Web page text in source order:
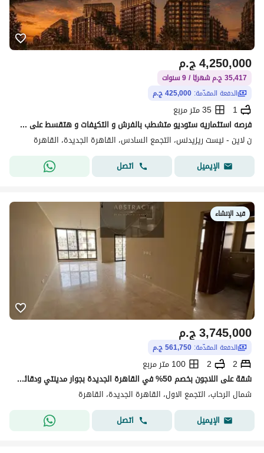
ج.م4,250,000
35,417 ج.م شهريًا / 9 سنوات
الدفعة المقدّمة: 425,000 ج.م
1
35 متر مربع
فرصه استثماريه ستوديو متشطب بالفرش و التكيفات و هتقسط على 9 سنين
ن لاين - نيست ريزيدنس، التجمع السادس، القاهرة الجديدة، القاهرة
الإيميل
اتصل
قيد الإنشاء
ج.م3,745,000
الدفعة المقدّمة: 561,750 ج.م
2
2
100 متر مربع
شقة على اللاجون بخصم 50% في القاهرة الجديدة بجوار مدينتي ودقائق من الشروق والعاصمة الجديدة و بالقرب من بالم هيلز التجمع الخامس
شمال الرحاب، التجمع الاول، القاهرة الجديدة، القاهرة
الإيميل
اتصل